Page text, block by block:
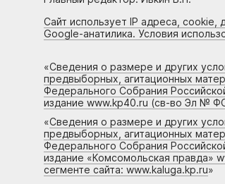
Сайт использует IP адреса, cookie,
Google-анатилика. Условия
«Сведения о размере и других
предвыборных, агитационных
Федерального Собрания
издание www.kp40.ru (св-во Эл №
«Сведения о размере и других
предвыборных, агитационных
Федерального Собрания
издание «Комсомольская правда»
сегменте сайта: www.kaluga.kp.ru»